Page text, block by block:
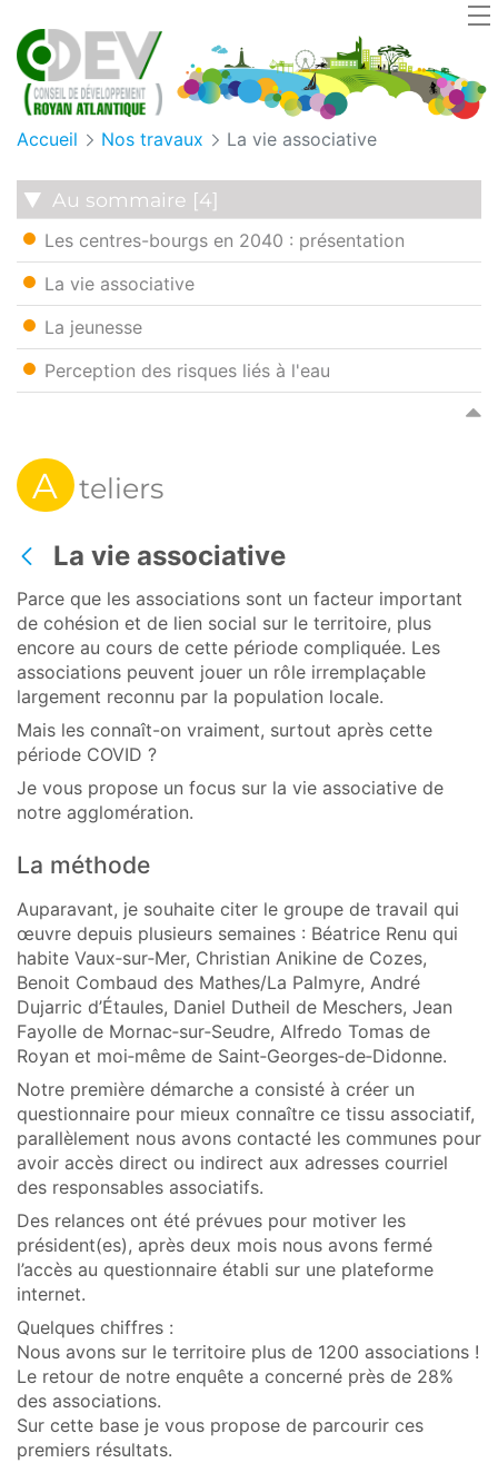
Accueil Nos travaux La vie associative
Au sommaire [4]
Les centres-bourgs en 2040 : présentation
La vie associative
La jeunesse
Perception des risques liés à l'eau
A teliers
La vie associative
Parce que les associations sont un facteur important
de cohésion et de lien social sur le territoire, plus
encore au cours de cette période compliquée. Les
associations peuvent jouer un rôle irremplaçable
largement reconnu par la population locale.
Mais les connaît-on vraiment, surtout après cette
période COVID ?
Je vous propose un focus sur la vie associative de
notre agglomération.
La méthode
Auparavant, je souhaite citer le groupe de travail qui
œuvre depuis plusieurs semaines : Béatrice Renu qui
habite Vaux‑sur‑Mer, Christian Anikine de Cozes,
Benoit Combaud des Mathes/La Palmyre, André
Dujarric d’Étaules, Daniel Dutheil de Meschers, Jean
Fayolle de Mornac‑sur‑Seudre, Alfredo Tomas de
Royan et moi‑même de Saint‑Georges‑de‑Didonne.
Notre première démarche a consisté à créer un
questionnaire pour mieux connaître ce tissu associatif,
parallèlement nous avons contacté les communes pour
avoir accès direct ou indirect aux adresses courriel
des responsables associatifs.
Des relances ont été prévues pour motiver les
président(es), après deux mois nous avons fermé
l’accès au questionnaire établi sur une plateforme
internet.
Quelques chiffres :
Nous avons sur le territoire plus de 1200 associations !
Le retour de notre enquête a concerné près de 28%
des associations.
Sur cette base je vous propose de parcourir ces
premiers résultats.